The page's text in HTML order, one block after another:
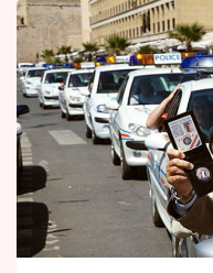
Vztahy
Seriály
Horoskopy
Sledujte prima+
Filmový festival